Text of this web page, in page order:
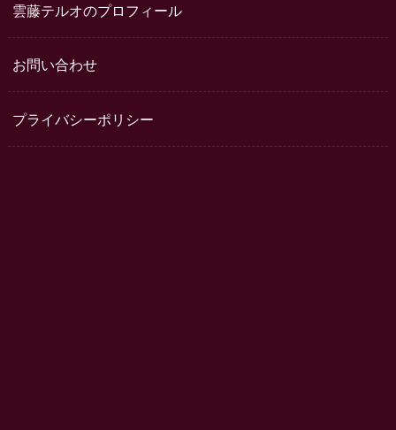
雲藤テルオのプロフィール
お問い合わせ
プライバシーポリシー